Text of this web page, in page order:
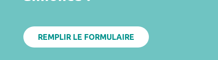
REMPLIR LE FORMULAIRE